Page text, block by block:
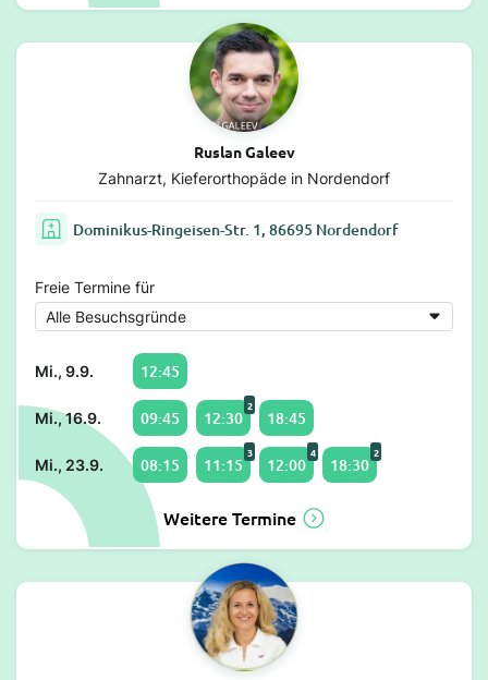
Ruslan Galeev
Zahnarzt, Kieferorthopäde in Nordendorf
Dominikus-Ringeisen-Str. 1, 86695 Nordendorf
Freie Termine für
Mi., 9.9. 12:45
Mi., 16.9. 09:45 12:30
2
18:45
Mi., 23.9. 08:15 11:15
3
12:00
4
18:30
2
Weitere Termine